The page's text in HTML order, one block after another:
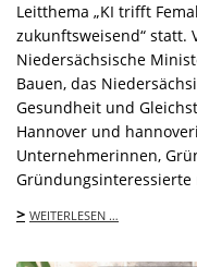
Leitthema „KI trifft
zukunftsweisend“ statt.
Niedersächsische
Bauen, das
Gesundheit und
Hannover und
Unternehmerinnen,
Gründungsinteressierte
> WEITERLESEN …